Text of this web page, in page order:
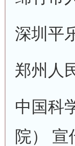
深圳平
郑州人
中国科
院） 宣